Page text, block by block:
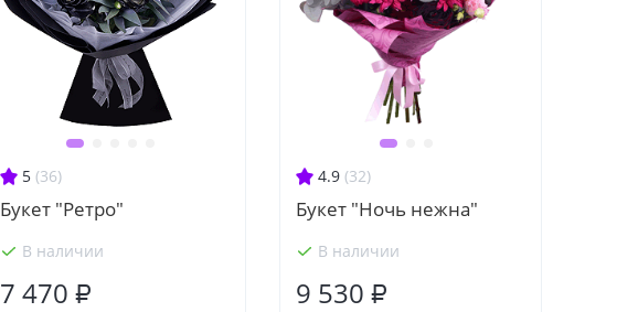
5 (36)
Букет "Ретро"
В наличии
7 470 ₽
4.9 (32)
Букет "Ночь нежна"
В наличии
9 530 ₽